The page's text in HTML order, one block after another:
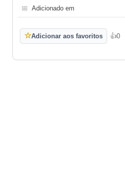
📅 Adicionado em
☆Adicionar aos favoritos 👍0
Gosto